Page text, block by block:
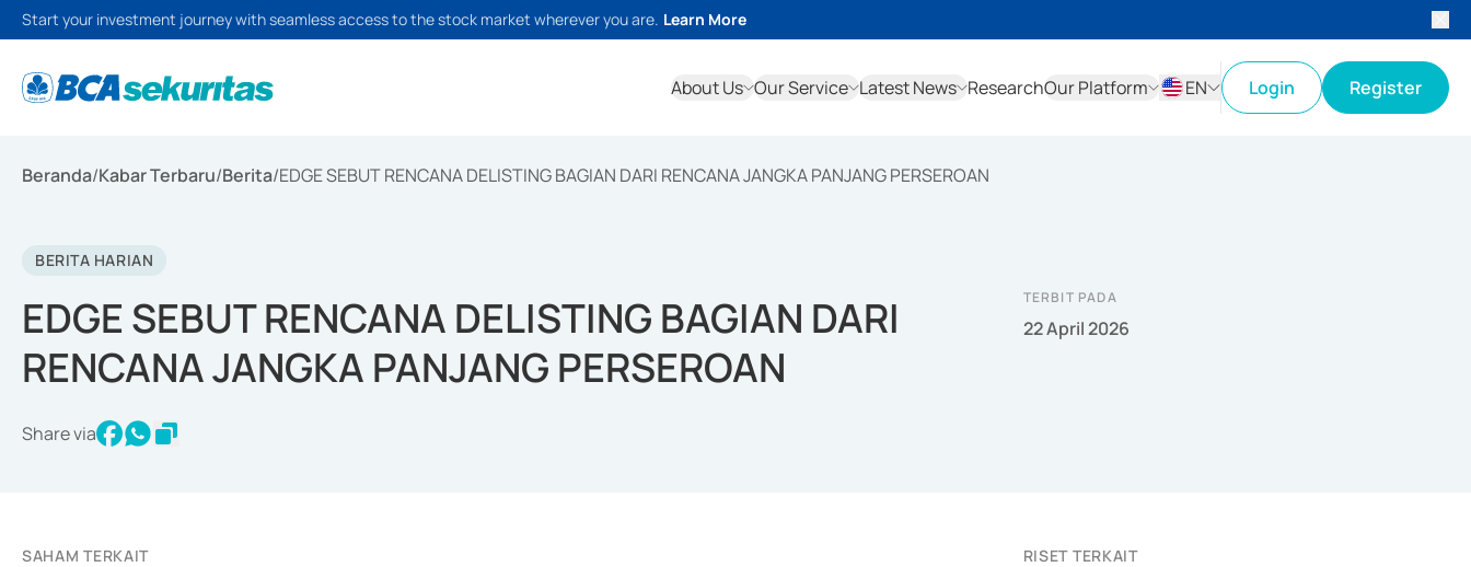
Start your investment journey with seamless access to the stock market wherever you are. Learn More
About Us Our Service Latest News ResearchOur Platform
EN
Login Register
Beranda/Kabar Terbaru/Berita/EDGE SEBUT RENCANA DELISTING BAGIAN DARI RENCANA JANGKA PANJANG PERSEROAN
BERITA HARIAN
EDGE SEBUT RENCANA DELISTING BAGIAN DARI
RENCANA JANGKA PANJANG PERSEROAN
Share via
TERBIT PADA
22 April 2026
SAHAM TERKAIT RISET TERKAIT